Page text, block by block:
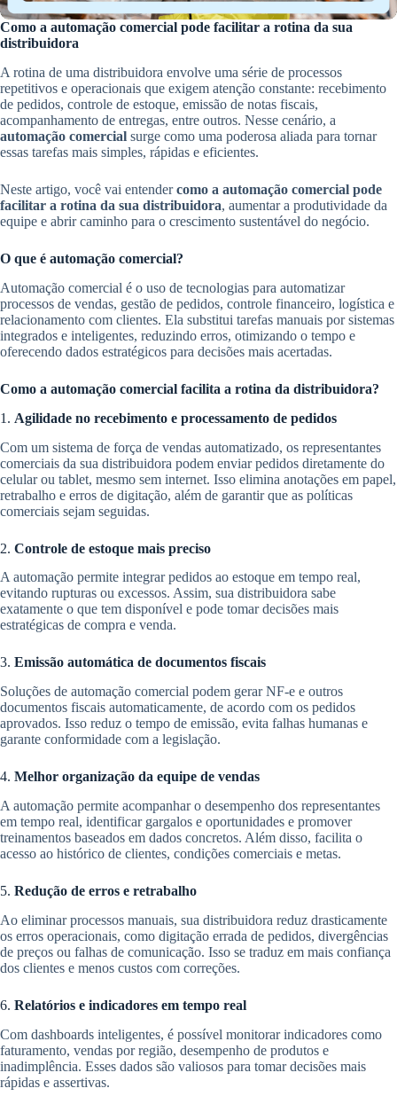
Como a automação comercial pode facilitar a rotina da sua
distribuidora
A rotina de uma distribuidora envolve uma série de processos
repetitivos e operacionais que exigem atenção constante: recebimento
de pedidos, controle de estoque, emissão de notas fiscais,
acompanhamento de entregas, entre outros. Nesse cenário, a
automação comercial surge como uma poderosa aliada para tornar
essas tarefas mais simples, rápidas e eficientes.
Neste artigo, você vai entendercomo a automação comercial pode
facilitar a rotina da sua distribuidora, aumentar a produtividade da
equipe e abrir caminho para o crescimento sustentável do negócio.
O que é automação comercial?
Automação comercial é o uso de tecnologias para automatizar
processos de vendas, gestão de pedidos, controle financeiro, logística e
relacionamento com clientes. Ela substitui tarefas manuais por sistemas
integrados e inteligentes, reduzindo erros, otimizando o tempo e
oferecendo dados estratégicos para decisões mais acertadas.
Como a automação comercial facilita a rotina da distribuidora?
1. Agilidade no recebimento e processamento de pedidos
Com um sistema de força de vendas automatizado, os representantes
comerciais da sua distribuidora podem enviar pedidos diretamente do
celular ou tablet, mesmo sem internet. Isso elimina anotações em papel,
retrabalho e erros de digitação, além de garantir que as políticas
comerciais sejam seguidas.
2. Controle de estoque mais preciso
A automação permite integrar pedidos ao estoque em tempo real,
evitando rupturas ou excessos. Assim, sua distribuidora sabe
exatamente o que tem disponível e pode tomar decisões mais
estratégicas de compra e venda.
3. Emissão automática de documentos fiscais
Soluções de automação comercial podem gerar NF-e e outros
documentos fiscais automaticamente, de acordo com os pedidos
aprovados. Isso reduz o tempo de emissão, evita falhas humanas e
garante conformidade com a legislação.
4. Melhor organização da equipe de vendas
A automação permite acompanhar o desempenho dos representantes
em tempo real, identificar gargalos e oportunidades e promover
treinamentos baseados em dados concretos. Além disso, facilita o
acesso ao histórico de clientes, condições comerciais e metas.
5. Redução de erros e retrabalho
Ao eliminar processos manuais, sua distribuidora reduz drasticamente
os erros operacionais, como digitação errada de pedidos, divergências
de preços ou falhas de comunicação. Isso se traduz em mais confiança
dos clientes e menos custos com correções.
6. Relatórios e indicadores em tempo real
Com dashboards inteligentes, é possível monitorar indicadores como
faturamento, vendas por região, desempenho de produtos e
inadimplência. Esses dados são valiosos para tomar decisões mais
rápidas e assertivas.